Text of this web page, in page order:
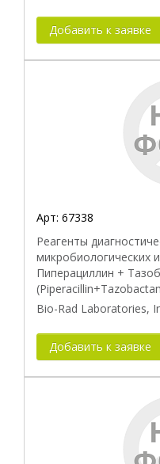
Добавить к заявке
Арт: 67338
Реагенты
микробиологических
Пиперациллин +
Bio-Rad Laboratories,
Добавить к заявке